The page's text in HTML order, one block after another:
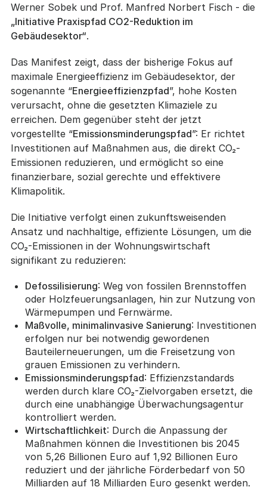
Werner Sobek und Prof. Manfred Norbert Fisch - die
„Initiative Praxispfad CO2-Reduktion im
Gebäudesektor“.
Das Manifest zeigt, dass der bisherige Fokus auf
maximale Energieeffizienz im Gebäudesektor, der
sogenannte “Energieeffizienzpfad”, hohe Kosten
verursacht, ohne die gesetzten Klimaziele zu
erreichen. Dem gegenüber steht der jetzt
vorgestellte “Emissionsminderungspfad”: Er richtet
Investitionen auf Maßnahmen aus, die direkt CO₂-
Emissionen reduzieren, und ermöglicht so eine
finanzierbare, sozial gerechte und effektivere
Klimapolitik.
Die Initiative verfolgt einen zukunftsweisenden
Ansatz und nachhaltige, effiziente Lösungen, um die
CO₂-Emissionen in der Wohnungswirtschaft
signifikant zu reduzieren:
Defossilisierung: Weg von fossilen Brennstoffen
oder Holzfeuerungsanlagen, hin zur Nutzung von
Wärmepumpen und Fernwärme.
Maßvolle, minimalinvasive Sanierung: Investitionen
erfolgen nur bei notwendig gewordenen
Bauteilerneuerungen, um die Freisetzung von
grauen Emissionen zu verhindern.
Emissionsminderungspfad: Effizienzstandards
werden durch klare CO₂-Zielvorgaben ersetzt, die
durch eine unabhängige Überwachungsagentur
kontrolliert werden.
Wirtschaftlichkeit: Durch die Anpassung der
Maßnahmen können die Investitionen bis 2045
von 5,26 Billionen Euro auf 1,92 Billionen Euro
reduziert und der jährliche Förderbedarf von 50
Milliarden auf 18 Milliarden Euro gesenkt werden.